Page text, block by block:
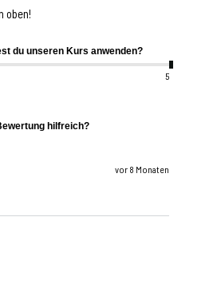
oben!
du unseren Kurs anwenden?
5
hilfreich?
vor 8 Monaten